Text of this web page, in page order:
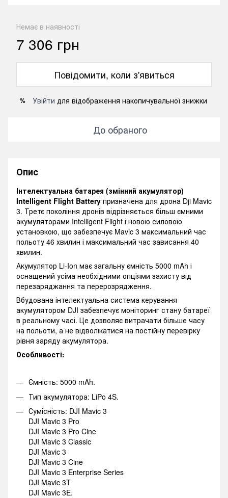
Немає в наявності
7 306 грн
Повідомити, коли з'явиться
% Увійти для відображення накопичувальної знижки
До обраного
Опис
Інтелектуальна батарея (змінний акумулятор)
Intelligent Flight Battery призначена для дрона Dji Mavic
3. Третє покоління дронів відрізняється більш ємними
акумуляторами Intelligent Flight і новою силовою
установкою, що забезпечує Mavic 3 максимальний час
польоту 46 хвилин і максимальний час зависання 40
хвилин.
Акумулятор Li-Ion має загальну ємність 5000 mAh і
оснащений усіма необхідними опціями захисту від
перезаряджання та перерозрядження.
Вбудована інтелектуальна система керування
акумулятором DJI забезпечує моніторинг стану батареї
в реальному часі. Це дозволяє витрачати більше часу
на польоти, а не відволікатися на постійну перевірку
рівня заряду акумулятора.
Особливості:
Ємність: 5000 mAh.
Тип акумулятора: LiPo 4S.
Сумісність: DJI Mavic 3
DJI Mavic 3 Pro
DJI Mavic 3 Pro Cine
DJI Mavic 3 Classic
DJI Mavic 3
DJI Mavic 3 Cine
DJI Mavic 3 Enterprise Series
DJI Mavic 3T
DJI Mavic 3E.